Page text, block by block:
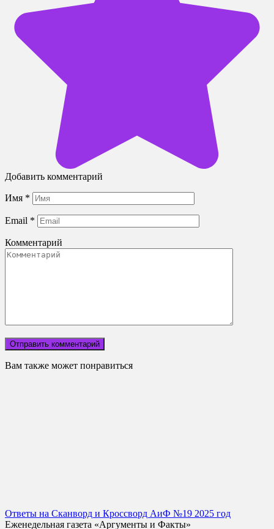
Добавить комментарий
Имя *
Email *
Комментарий
Вам также может понравиться
Ответы на Сканворд и Кроссворд АиФ №19 2025 год
Еженедельная газета «Аргументы и Факты»